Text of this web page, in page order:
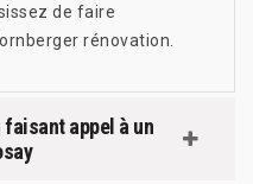
de faire
rénovation.
appel à un